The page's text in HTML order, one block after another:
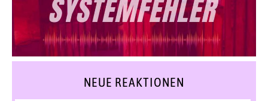
NEUE REAKTIONEN